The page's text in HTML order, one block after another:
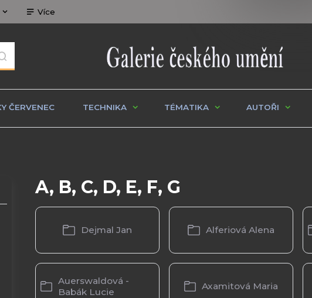
Více
ČERVENEC TECHNIKA TÉMATIKA AUTOŘI
A, B, C, D, E, F, G
Dejmal Jan Alferiová Alena
Auerswaldová -
Babák Lucie
Axamitová Maria